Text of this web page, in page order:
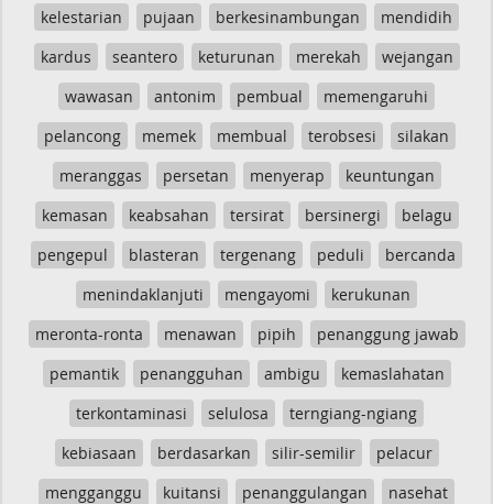
kelestarian pujaan berkesinambungan
mendidih
kardus
seantero keturunan merekah
wejangan
wawasan
antonim pembual
memengaruhi
pelancong
memek membual terobsesi
silakan
meranggas
persetan menyerap
keuntungan
kemasan
keabsahan tersirat bersinergi
belagu
pengepul
blasteran tergenang peduli
bercanda
menindaklanjuti
mengayomi
kerukunan
meronta-ronta
menawan pipih
penanggung jawab
pemantik
penangguhan ambigu
kemaslahatan
terkontaminasi
selulosa
terngiang-ngiang
kebiasaan
berdasarkan silir-semilir
pelacur
mengganggu
kuitansi penanggulangan
nasehat